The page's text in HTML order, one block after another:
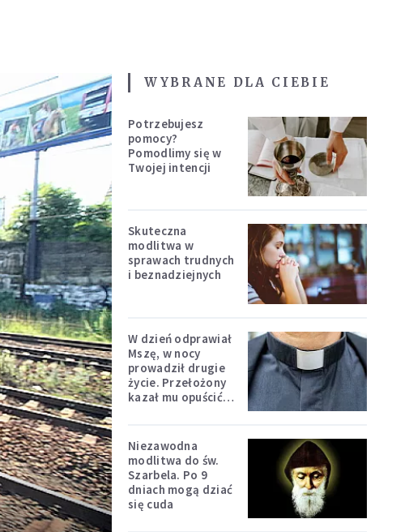
WYBRANE DLA CIEBIE
Potrzebujesz
pomocy?
Pomodlimy się w
Twojej intencji
Skuteczna
modlitwa w
sprawach trudnych
i beznadziejnych
W dzień odprawiał
Mszę, w nocy
prowadził drugie
życie. Przełożony
kazał mu opuścić
Niezawodna
modlitwa do św.
Szarbela. Po 9
dniach mogą dziać
się cuda